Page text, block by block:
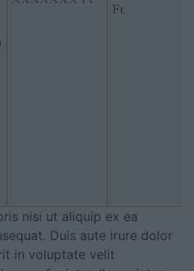
Ft
nisi ut aliquip ex ea
Duis aute irure dolor
in voluptate velit